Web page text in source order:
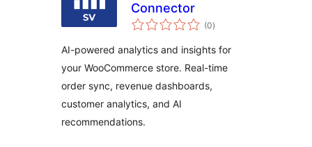
Connector
(0celkové
hodnotenie
)
AI-powered analytics and insights for
your WooCommerce store. Real-time
order sync, revenue dashboards,
customer analytics, and AI
recommendations.